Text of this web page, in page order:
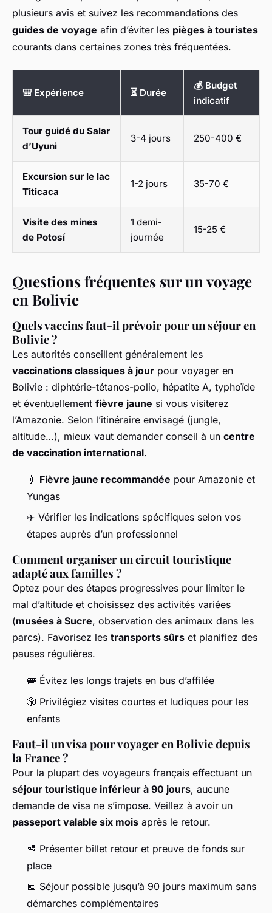
plusieurs avis et suivez les recommandations des
guides de voyage afin d’éviter les pièges à touristes
courants dans certaines zones très fréquentées.
🎒 Expérience ⏳ Durée
💰 Budget
indicatif
Tour guidé du Salar
d’Uyuni
3-4 jours 250-400 €
Excursion sur le lac
Titicaca
1-2 jours 35-70 €
Visite des mines
de Potosí
1 demi-
journée
15-25 €
Questions fréquentes sur un voyage
en Bolivie
Quels vaccins faut-il prévoir pour un séjour en
Bolivie ?
Les autorités conseillent généralement les
vaccinations classiques à jour pour voyager en
Bolivie : diphtérie-tétanos-polio, hépatite A, typhoïde
et éventuellement fièvre jaune si vous visiterez
l’Amazonie. Selon l’itinéraire envisagé (jungle,
altitude…), mieux vaut demander conseil à un centre
de vaccination international.
💉 Fièvre jaune recommandée pour Amazonie et
Yungas
✈️ Vérifier les indications spécifiques selon vos
étapes auprès d’un professionnel
Comment organiser un circuit touristique
adapté aux familles ?
Optez pour des étapes progressives pour limiter le
mal d’altitude et choisissez des activités variées
(musées à Sucre, observation des animaux dans les
parcs). Favorisez les transports sûrs et planifiez des
pauses régulières.
🚌 Évitez les longs trajets en bus d’affilée
🎲 Privilégiez visites courtes et ludiques pour les
enfants
Faut-il un visa pour voyager en Bolivie depuis
la France ?
Pour la plupart des voyageurs français effectuant un
séjour touristique inférieur à 90 jours, aucune
demande de visa ne s’impose. Veillez à avoir un
passeport valable six mois après le retour.
🛂 Présenter billet retour et preuve de fonds sur
place
📅 Séjour possible jusqu’à 90 jours maximum sans
démarches complémentaires